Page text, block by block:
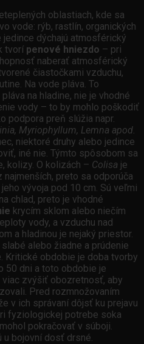
oblastiach, kde sa
vode: rýb, rastlín, organických
dýchajú atmosférický
tvorí penové hniezdo – pri
naberať atmosférický
čiastočkami vzduchu,
Na vode pláva. To
na hladine, nie je vhodné
vody – to by mohlo poškodiť
podpora preň slúžia napr.
Myriophyllum, Lemna apod.
niektoré druhy alebo jedince
iné nie. Týmto spôsobom sa
kolizy. O kolizách – Colisa je
preto sa odporúča
vývoja pod 10 cm. Sú veľmi
chlad, preto je vhodné
krycím sklom alebo niečím
vody, a vzduchu nad
a hladinou je nejaký priestor.
alebo žiadne a prúdenie
Kritické obdobie je doba tvorby
50 dni a toto obdobie je
zvýšiť obozretnosť, aby
Pred rozmnožovaním
v ich správaní dôjsť ku prejavu
fyziologickej potrebe soka
pokračovať v súboji.
u bojovní dosť drsné.